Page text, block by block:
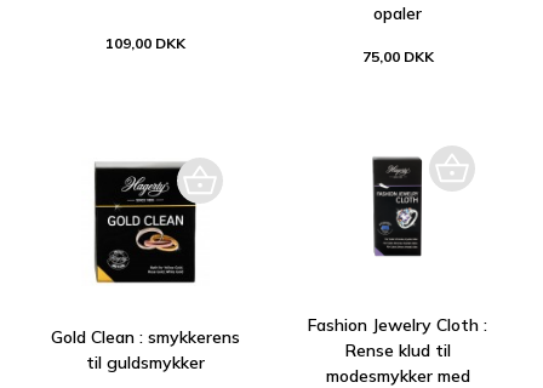
109,00 DKK
opaler
75,00 DKK
Gold Clean : smykkerens
til guldsmykker
Fashion Jewelry Cloth :
Rense klud til
modesmykker med